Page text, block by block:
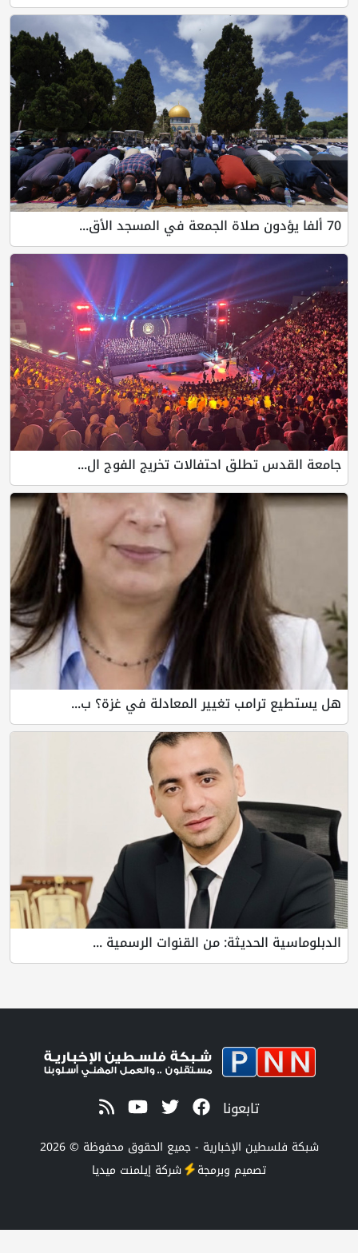
70 ألفا يؤدون صلاة الجمعة في المسجد الأق...
جامعة القدس تطلق احتفالات تخريج الفوج ال...
هل يستطيع ترامب تغيير المعادلة في غزة؟ ب...
الدبلوماسية الحديثة: من القنوات الرسمية ...
تابعونا
شبكة فلسطين الإخبارية - جميع الحقوق محفوظة © 2026
تصميم وبرمجة شركة إيلمنت ميديا